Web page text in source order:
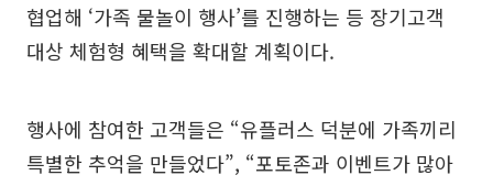
협업해 ‘가족 물놀이 행사’를 진행하는 등 장기고객
대상 체험형 혜택을 확대할 계획이다.
행사에 참여한 고객들은 “유플러스 덕분에 가족끼리
특별한 추억을 만들었다”, “포토존과 이벤트가 많아